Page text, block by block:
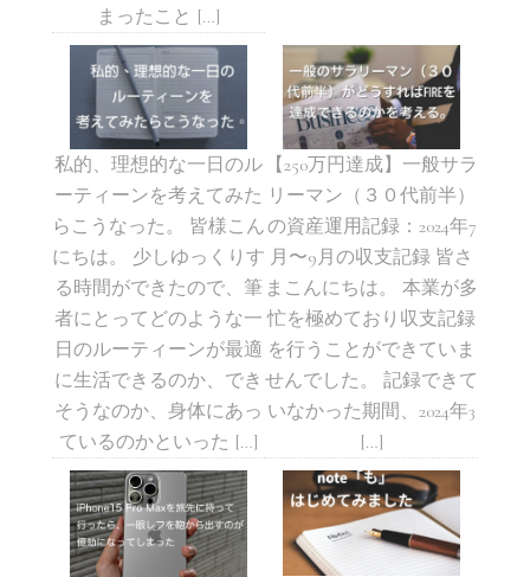
まったこと […]
私的、理想的な一日のル
ーティーンを考えてみた
らこうなった。 皆様こん
にちは。 少しゆっくりす
る時間ができたので、筆
者にとってどのような一
日のルーティーンが最適
に生活できるのか、でき
そうなのか、身体にあっ
ているのかといった […]
【250万円達成】一般サラ
リーマン（３０代前半）
の資産運用記録：2024年7
月〜9月の収支記録 皆さ
まこんにちは。 本業が多
忙を極めており収支記録
を行うことができていま
せんでした。 記録できて
いなかった期間、2024年3
[…]